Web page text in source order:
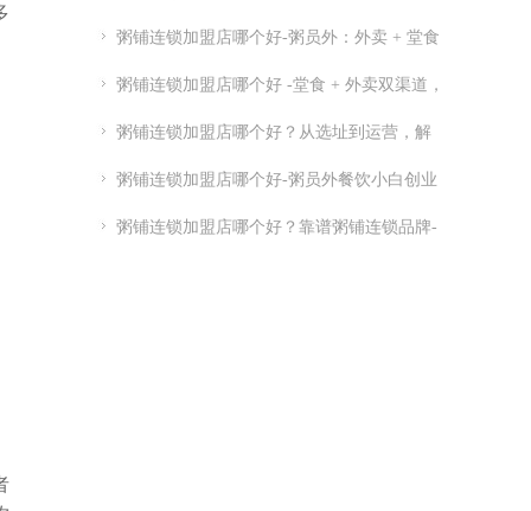
粥铺连锁加盟店哪个好-粥员外：外卖 + 堂食
粥铺加盟
粥铺连锁加盟店哪个好 -堂食 + 外卖双渠道，
优质连锁粥员外加盟推荐
粥铺连锁加盟店哪个好？从选址到运营，解
析连锁开店关键点
粥铺连锁加盟店哪个好-粥员外餐饮小白创业
指南-粥员外加盟官网
粥铺连锁加盟店哪个好？靠谱粥铺连锁品牌-